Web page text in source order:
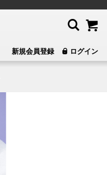
新規会員登録 ログイン